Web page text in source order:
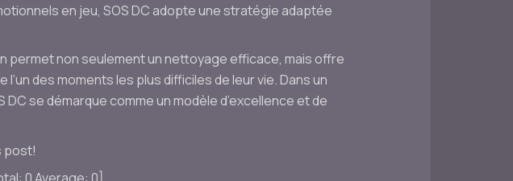
en jeu, SOS DC adopte une stratégie adaptée
permet non seulement un nettoyage efficace, mais offre
des moments les plus difficiles de leur vie. Dans un
se démarque comme un modèle d’excellence et de
post!